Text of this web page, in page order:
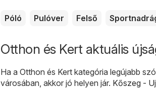
Póló Pulóver Felső
Otthon és Kert aktuális
Ha a Otthon és Kert kategória legújabb
városában, akkor jó helyen jár. Kőszeg -